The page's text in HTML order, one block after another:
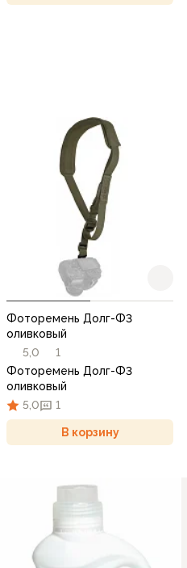
Фоторемень Долг-Ф3
оливковый
5,0
1
Фоторемень Долг-Ф3
оливковый
5,0
1
В корзину